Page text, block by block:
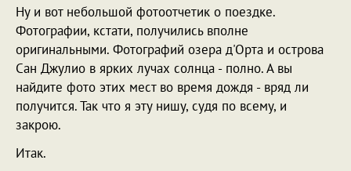
Ну и вот небольшой фотоотчетик о поездке.
Фотографии, кстати, получились вполне
оригинальными. Фотографий озера д'Орта и острова
Сан Джулио в ярких лучах солнца - полно. А вы
найдите фото этих мест во время дождя - вряд ли
получится. Так что я эту нишу, судя по всему, и
закрою.
Итак.